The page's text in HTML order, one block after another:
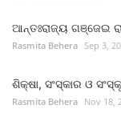
ଆନ୍ତଃରାଜ୍ୟ ଗଞ୍ଜେଇ
Rasmita Behera Sep 3,
ଶିକ୍ଷା, ସଂସ୍କାର ଓ
Rasmita Behera Nov 18,